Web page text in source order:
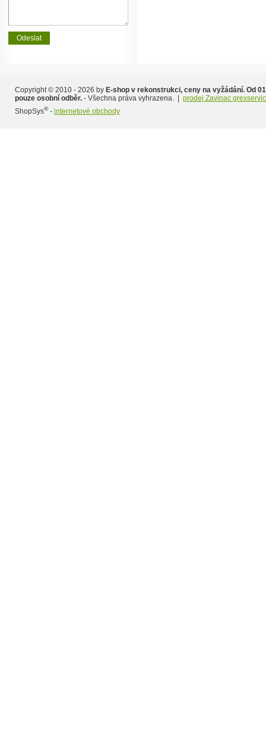
Copyright © 2010 - 2026 by E-shop v rekonstrukci, ceny na vyžádání. Od
pouze osobní odběr. - Všechna práva vyhrazena. | prodej Zavinac
ShopSys®- internetové obchody